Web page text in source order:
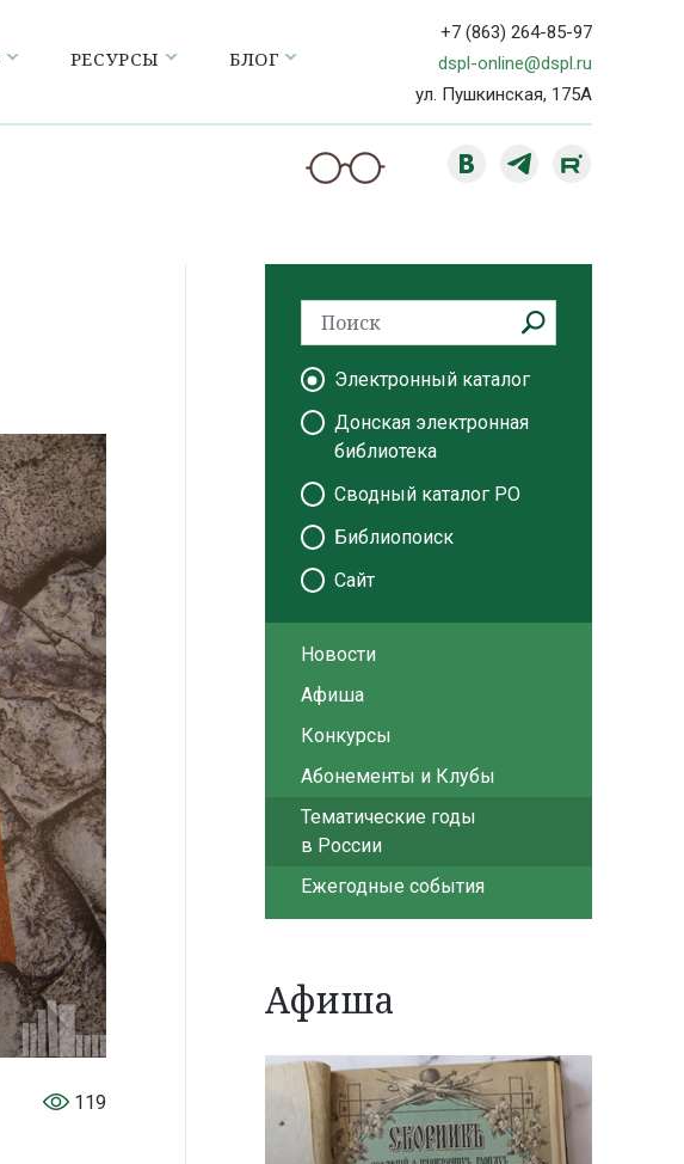
РЕСУРСЫ БЛОГ
+7 (863) 264-85-97
dspl-online@dspl.ru
ул. Пушкинская, 175А
119
Электронный каталог
Донская электронная
библиотека
Сводный каталог РО
Библиопоиск
Сайт
Новости
Афиша
Конкурсы
Абонементы и Клубы
Тематические годы
в России
Ежегодные события
Афиша